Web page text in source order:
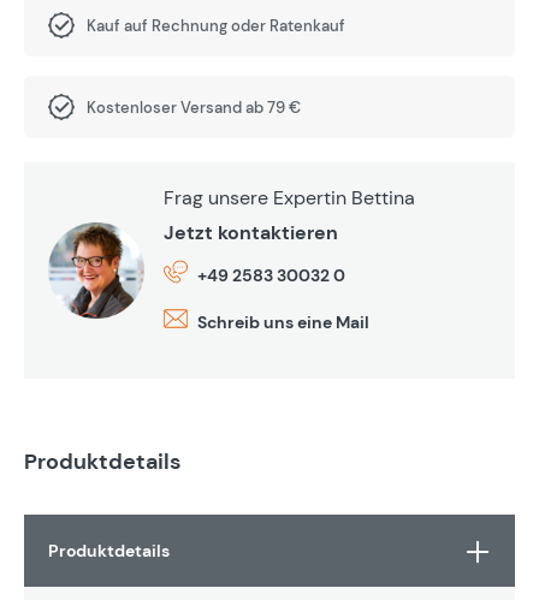
Kauf auf Rechnung oder Ratenkauf
Kostenloser Versand ab 79 €
Frag unsere Expertin Bettina
Jetzt kontaktieren
+49 2583 30032 0
Schreib uns eine Mail
Produktdetails
Produktdetails